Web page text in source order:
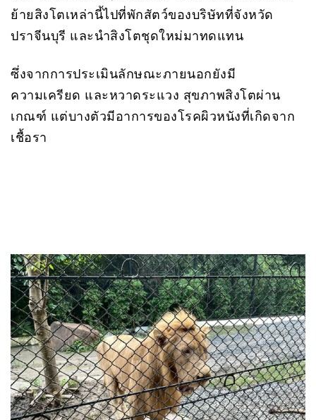
ย้ายสิงโตเหล่านี้ไปที่พักสัตว์ของบริษัทที่จังหวัด
ปราจีนบุรี และนำสิงโตชุดใหม่มาทดแทน
ซึ่งจากการประเมินลักษณะภายนอกยังมี
ความเครียด และหวาดระแวง สุขภาพสิงโตผ่าน
เกณฑ์ แต่บางตัวมีอาการของโรคผิวหนังที่เกิดจาก
เชื้อรา